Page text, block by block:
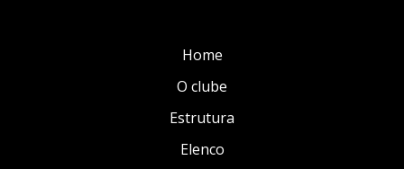
Home
O clube
Estrutura
Elenco